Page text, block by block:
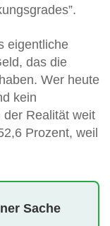
eigentliche
das die
Wer heute
kein
Realität weit
Prozent, weil
Sache